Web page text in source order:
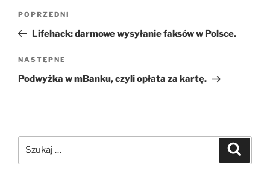
Poprzedni
wpis
POPRZEDNI
Lifehack: darmowe wysyłanie faksów w Polsce.
Następny
wpis
NASTĘPNE
Podwyżka w mBanku, czyli opłata za kartę.